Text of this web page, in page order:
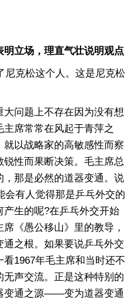
立场，理直气壮说明观点
克松这个人。这是尼克松
问题上不存在因为没有想
席常常在风起于青萍之
以战略家的高敏感性而察
性而果断决策。毛主席总
那是必然的道器变通。说
会有人觉得那是乒乓外交的
生的呢?在乒乓外交开始
《愚公移山》里的教导，
之根。如果要说乒乓外交
1967年毛主席和当时还不
声交流。正是这种特别的
变通之源——变为道器变通